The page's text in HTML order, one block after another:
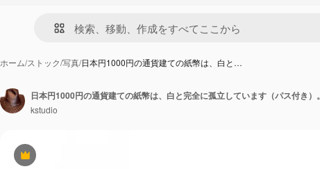
ホーム/ストック/写真/日本円1000円の通貨建ての紙幣は、白と…
Premium
日本円1000円の通貨建ての紙幣は、白と完全に孤立しています（パス付き）。
kstudio